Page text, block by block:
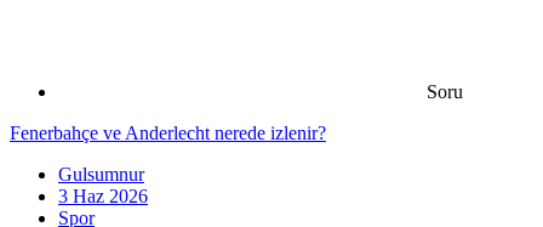
Soru
Fenerbahçe ve Anderlecht nerede izlenir?
Gulsumnur
3 Haz 2026
Spor